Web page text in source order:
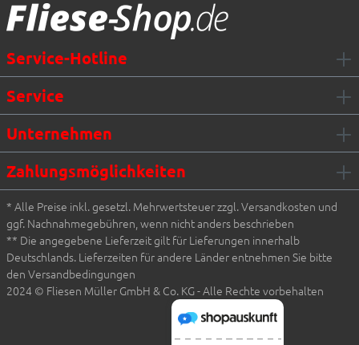
Service-Hotline
Service
Unternehmen
Zahlungsmöglichkeiten
* Alle Preise inkl. gesetzl. Mehrwertsteuer zzgl. Versandkosten und
ggf. Nachnahmegebühren, wenn nicht anders beschrieben
** Die angegebene Lieferzeit gilt für Lieferungen innerhalb
Deutschlands. Lieferzeiten für andere Länder entnehmen Sie bitte
den Versandbedingungen
2024 © Fliesen Müller GmbH & Co. KG - Alle Rechte vorbehalten